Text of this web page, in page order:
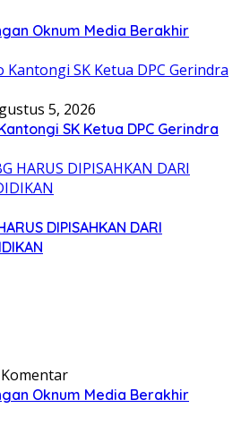
Oknum Media Berakhir
5, 2026
SK Ketua DPC Gerindra
DIPISAHKAN DARI
Oknum Media Berakhir